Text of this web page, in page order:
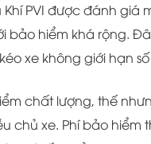
PVI được đánh
bảo hiểm khá rộng.
xe không giới hạn
chất lượng, thế
chủ xe. Phí bảo